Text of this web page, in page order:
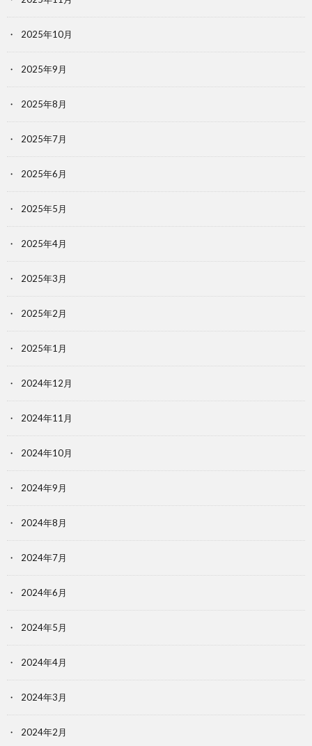
2025年10月
2025年9月
2025年8月
2025年7月
2025年6月
2025年5月
2025年4月
2025年3月
2025年2月
2025年1月
2024年12月
2024年11月
2024年10月
2024年9月
2024年8月
2024年7月
2024年6月
2024年5月
2024年4月
2024年3月
2024年2月